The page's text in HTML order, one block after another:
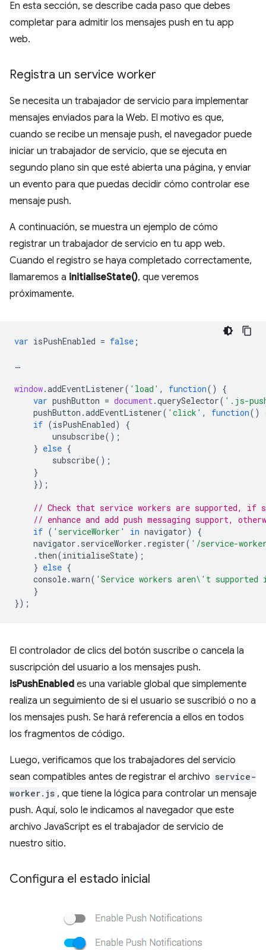
En esta sección, se describe cada paso que debes
completar para admitir los mensajes push en tu app
web.
Registra un service worker
Se necesita un trabajador de servicio para implementar
mensajes enviados para la Web. El motivo es que,
cuando se recibe un mensaje push, el navegador puede
iniciar un trabajador de servicio, que se ejecuta en
segundo plano sin que esté abierta una página, y enviar
un evento para que puedas decidir cómo controlar ese
mensaje push.
A continuación, se muestra un ejemplo de cómo
registrar un trabajador de servicio en tu app web.
Cuando el registro se haya completado correctamente,
llamaremos a initialiseState(), que veremos
próximamente.
var isPushEnabled = false ;
…
window.addEventListener( 'load' , function()
{
var pushButton = document.querySelector( '.js-
pushButton .addEventListener( 'click' , function()
if (isPushEnabled)
{
unsubscribe();
} else {
subscribe();
}
});
// Check that service workers are supported, if
// enhance and add push messaging support,
if ( 'serviceWorker' in navigator)
{
navigator . serviceWorker . register( '/service-
. then(initialiseState);
} else {
console.warn( 'Service workers aren\'t
}
});
El controlador de clics del botón suscribe o cancela la
suscripción del usuario a los mensajes push.
isPushEnabled es una variable global que simplemente
realiza un seguimiento de si el usuario se suscribió o no a
los mensajes push. Se hará referencia a ellos en todos
los fragmentos de código.
Luego, verificamos que los trabajadores del servicio
sean compatibles antes de registrar el archivo service-
worker.js , que tiene la lógica para controlar un mensaje
push. Aquí, solo le indicamos al navegador que este
archivo JavaScript es el trabajador de servicio de
nuestro sitio.
Configura el estado inicial